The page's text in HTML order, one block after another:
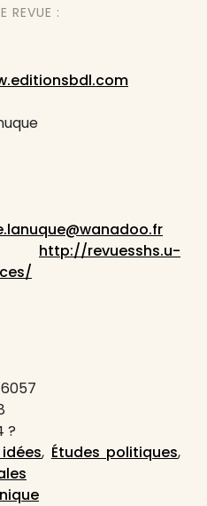
REVUE :
: http://revuesshs.u-
?
, Études politiques,